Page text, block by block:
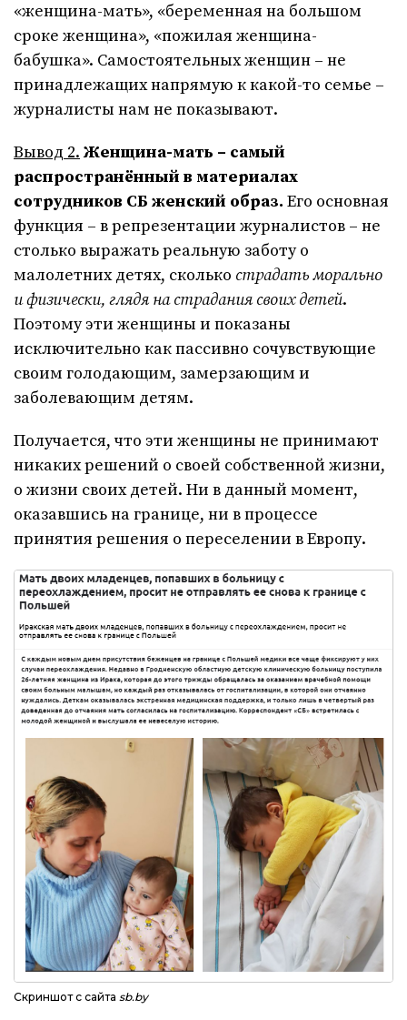
«женщина-мать», «беременная на большом
сроке женщина», «пожилая женщина-
бабушка». Самостоятельных женщин – не
принадлежащих напрямую к какой-то семье –
журналисты нам не показывают.
Вывод 2. Женщина-мать – самый
распространённый в материалах
сотрудников СБ женский образ. Его основная
функция – в репрезентации журналистов – не
столько выражать реальную заботу о
малолетних детях, сколько страдать морально
и физически, глядя на страдания своих детей.
Поэтому эти женщины и показаны
исключительно как пассивно сочувствующие
своим голодающим, замерзающим и
заболевающим детям.
Получается, что эти женщины не принимают
никаких решений о своей собственной жизни,
о жизни своих детей. Ни в данный момент,
оказавшись на границе, ни в процессе
принятия решения о переселении в Европу.
Скриншот с сайта sb.by